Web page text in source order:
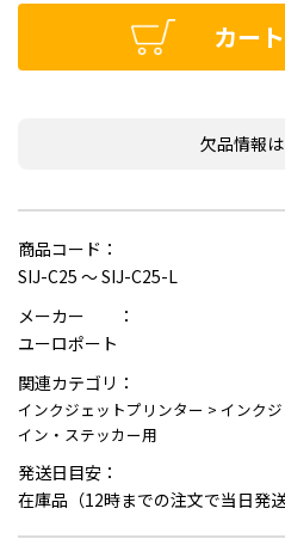
カー
欠品情報
商品コード：
SIJ-C25 ～ SIJ-C25-L
メーカー ：
ユーロポート
関連カテゴリ：
インクジェットプリンター > インク
イン・ステッカー用
発送日目安：
在庫品（12時までの注文で当日発送